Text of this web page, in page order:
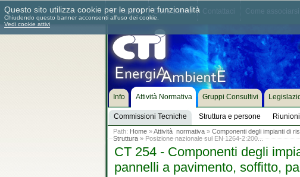
Chi siamo Dove siamo
Info Attività Normativa
Commissioni Tecniche Struttura e persone
Gruppi Consultivi
Path: Home»Attività normativa» Componenti degli impianti di
Struttura» Posizione nazionale sul EN 1264-2:200...
CT 254 - Componenti degli
pannelli a pavimento, soffitto,
Questo sito utilizza cookie per le proprie funzionalità
Chiudendo questo banner acconsenti all'uso dei cookie.
Vedi cookie attivi